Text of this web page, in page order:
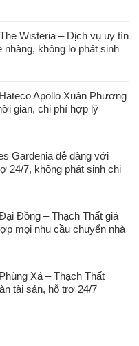
Wisteria – Dịch vụ uy tín
nhàng, không lo phát sinh
Apollo Xuân Phương
gian, chi phí hợp lý
Gardenia dễ dàng với
24/7, không phát sinh chi
Đồng – Thạch Thất giá
mọi nhu cầu chuyển nhà
Xá – Thạch Thất
tài sản, hỗ trợ 24/7